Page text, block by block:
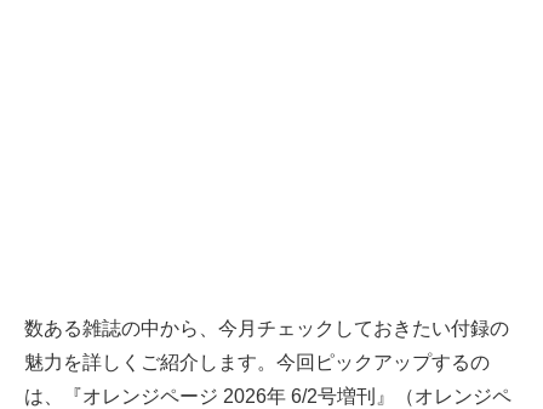
数ある雑誌の中から、今月チェックしておきたい付録の
魅力を詳しくご紹介します。今回ピックアップするの
は、『オレンジページ 2026年 6/2号増刊』（オレンジペ